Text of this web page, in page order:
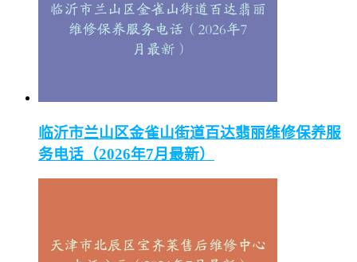
临沂市兰山区金雀山街道百达翡丽维修保养服
务电话（2026年7月最新）